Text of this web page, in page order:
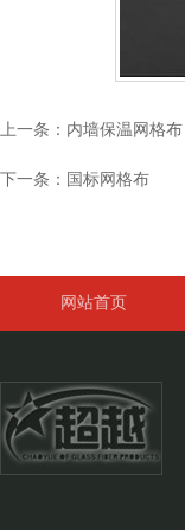
上一条： 内墙保温网格布
下一条： 国标网格布
网站首页